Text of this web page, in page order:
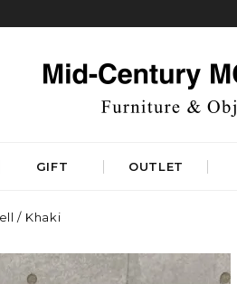
GIFT OUTLET
ニングテーブル
/ Khaki